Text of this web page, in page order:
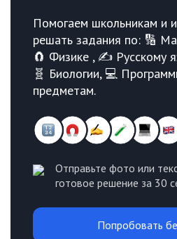
Помогаем школьникам и
решать задания по: 🔢
🧲 Физике , ✍️ Русскому
🧬 Биологии, 💻
предметам.
Отправьте фото или
готовое решение за 30
Попробовать